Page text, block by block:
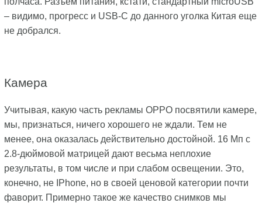
– видимо, прогресс и USB-C до данного уголка Китая еще
не добрался.
Камера
Учитывая, какую часть рекламы OPPO посвятили камере,
мы, признаться, ничего хорошего не ждали. Тем не
менее, она оказалась действительно достойной. 16 Мп с
2.8-дюймовой матрицей дают весьма неплохие
результаты, в том числе и при слабом освещении. Это,
конечно, не IPhone, но в своей ценовой категории почти
фаворит. Примерно такое же качество снимков мы